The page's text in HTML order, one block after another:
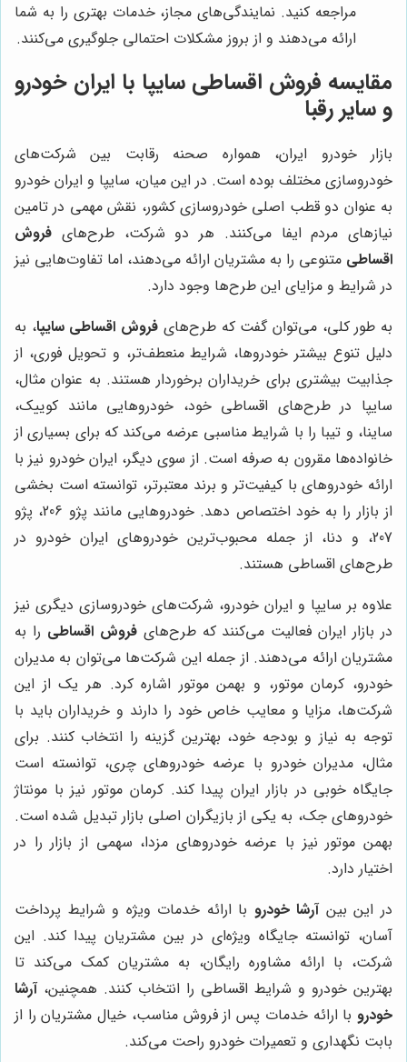
مراجعه کنید. نمایندگی‌های مجاز، خدمات بهتری را به شما
ارائه می‌دهند و از بروز مشکلات احتمالی جلوگیری می‌کنند.
مقایسه فروش اقساطی سایپا با ایران خودرو
و سایر رقبا
بازار خودرو ایران، همواره صحنه رقابت بین شرکت‌های
خودروسازی مختلف بوده است. در این میان، سایپا و ایران خودرو
به عنوان دو قطب اصلی خودروسازی کشور، نقش مهمی در تامین
نیازهای مردم ایفا می‌کنند. هر دو شرکت، طرح‌های فروش
اقساطی متنوعی را به مشتریان ارائه می‌دهند، اما تفاوت‌هایی نیز
در شرایط و مزایای این طرح‌ها وجود دارد.
به طور کلی، می‌توان گفت که طرح‌های فروش اقساطی سایپا، به
دلیل تنوع بیشتر خودروها، شرایط منعطف‌تر، و تحویل فوری، از
جذابیت بیشتری برای خریداران برخوردار هستند. به عنوان مثال،
سایپا در طرح‌های اقساطی خود، خودروهایی مانند کوییک،
ساینا، و تیبا را با شرایط مناسبی عرضه می‌کند که برای بسیاری از
خانواده‌ها مقرون به صرفه است. از سوی دیگر، ایران خودرو نیز با
ارائه خودروهای با کیفیت‌تر و برند معتبرتر، توانسته است بخشی
از بازار را به خود اختصاص دهد. خودروهایی مانند پژو 206، پژو
207، و دنا، از جمله محبوب‌ترین خودروهای ایران خودرو در
طرح‌های اقساطی هستند.
علاوه بر سایپا و ایران خودرو، شرکت‌های خودروسازی دیگری نیز
در بازار ایران فعالیت می‌کنند که طرح‌هایفروش اقساطی را به
مشتریان ارائه می‌دهند. از جمله این شرکت‌ها می‌توان به مدیران
خودرو، کرمان موتور، و بهمن موتور اشاره کرد. هر یک از این
شرکت‌ها، مزایا و معایب خاص خود را دارند و خریداران باید با
توجه به نیاز و بودجه خود، بهترین گزینه را انتخاب کنند. برای
مثال، مدیران خودرو با عرضه خودروهای چری، توانسته است
جایگاه خوبی در بازار ایران پیدا کند. کرمان موتور نیز با مونتاژ
خودروهای جک، به یکی از بازیگران اصلی بازار تبدیل شده است.
بهمن موتور نیز با عرضه خودروهای مزدا، سهمی از بازار را در
اختیار دارد.
در این بینآرشا خودرو با ارائه خدمات ویژه و شرایط پرداخت
آسان، توانسته جایگاه ویژه‌ای در بین مشتریان پیدا کند. این
شرکت، با ارائه مشاوره رایگان، به مشتریان کمک می‌کند تا
بهترین خودرو و شرایط اقساطی را انتخاب کنند. همچنین،آرشا
خودرو با ارائه خدمات پس از فروش مناسب، خیال مشتریان را از
بابت نگهداری و تعمیرات خودرو راحت می‌کند.